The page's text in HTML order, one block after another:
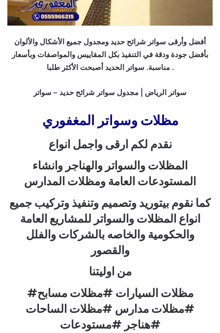
أفضل وأرقى سواتر شرائح حديد ومجدول جميع الأشكال والألوان
بأفضل جودة ودقة في التنفيذ بكل المقاييس والمواصفات وبأسعار
مناسبة. سواتر الحديد أصبحت الأكثر طلبا .
سواتر الرياض | مجدول سواتر شرائح حديد – سواتر
مظلات وسواتر المغفوري
نقدم لكم ارقى واجمل انواع
المظلات والسواتر والهناجر وانشاء
المستودعات العامة ومظلات المدارس
كما نقوم بيتوريد وتصميم وتنفيذ وتركيب جميع
انواع المظلات والسواتر للمشاريع العامة
والحكومية والخاصه بالشركات والفلل
والقصور
من اوليتنا
#مظلات السيارات #مظلات مسابح
#مظلات مدارس #مظلات الساحات
#هناجر #مستودعات